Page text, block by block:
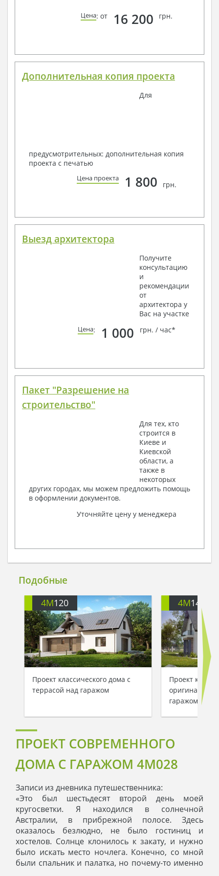
Цена: от 16 200 грн.
Дополнительная копия проекта
Для
предусмотрительных: дополнительная копия
проекта с печатью
Цена проекта 1 800 грн.
Выезд архитектора
Получите
консультацию
и
рекомендации
от
архитектора у
Вас на участке
Цена: 1 000 грн. / час*
Пакет "Разрешение на
строительство"
Для тех, кто
строится в
Киеве и
Киевской
области, а
также в
некоторых
других городах, мы можем предложить помощь
в оформлении документов.
Уточняйте цену у менеджера
Подобные
4M120
Проект классического дома с
террасой над гаражом
4M140
Проект
гаражом
ПРОЕКТ СОВРЕМЕННОГО
ДОМА С ГАРАЖОМ 4M028
Записи из дневника путешественника:
«Это был шестьдесят второй день моей
кругосветки. Я находился в солнечной
Австралии, в прибрежной полосе. Здесь
оказалось безлюдно, не было гостиниц и
хостелов. Солнце клонилось к закату, и нужно
было искать место ночлега. Конечно, со мной
были спальник и палатка, но почему-то именно